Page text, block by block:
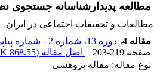
مطالعه پدیدارشناسانه جستجوی
مطالعات و تحقیقات اجتماعی در ایران
مقاله 4
، دوره 13، شماره 2 - شماره پیاپی 51
صفحه 203-219 اصل مقاله (868.55 K
نوع مقاله: مقاله پژوهشی